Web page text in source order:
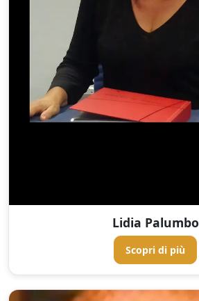
Lidia Palumbo
Scopri di più